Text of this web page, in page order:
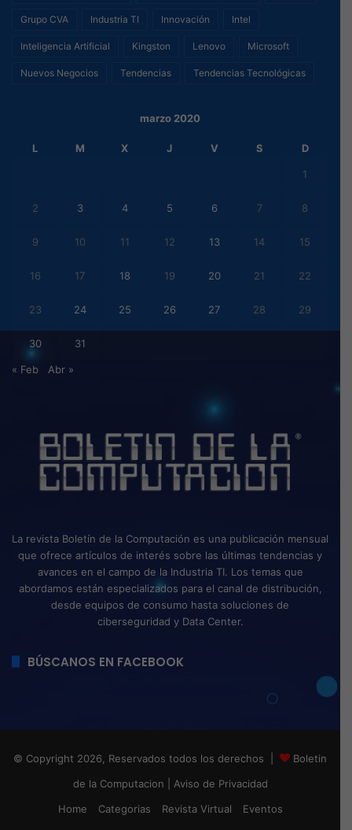
Grupo CVA Industria TI Innovación Intel
Inteligencia Artificial Kingston Lenovo Microsoft
Nuevos Negocios Tendencias Tendencias Tecnológicas
marzo 2020
L M X J V S D
1
2 3 4 5 6 7 8
9 10 11 12 13 14 15
16 17 18 19 20 21 22
23 24 25 26 27 28 29
30 31
« Feb Abr »
La revista Boletín de la Computación es una publicación mensual
que ofrece artículos de interés sobre las últimas tendencias y
avances en el campo de la Industria TI. Los temas que
abordamos están especializados para el canal de distribución,
desde equipos de consumo hasta soluciones de
ciberseguridad y Data Center.
BÚSCANOS EN FACEBOOK
© Copyright 2026, Reservados todos los derechos |
Boletin
de la Computacion
Aviso de Privacidad
Home
Categorias Revista Virtual
Eventos